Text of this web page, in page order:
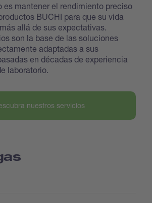
es mantener el rendimiento preciso
BUCHI para que su vida
allá de sus expectativas.
son la base de las soluciones
adaptadas a sus
en décadas de experiencia
laboratorio.
nuestros servicios